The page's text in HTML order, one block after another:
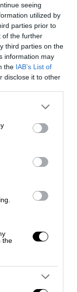
seeing
utilized by
parties prior to
of the further
third parties on the
information may
the IAB’s List of
disclose it to other
or more Google
You may click to
party tags to
in below Google
the
είδηση του
τρυπωμένη
τίτλο και
του
χώραν
Θεάτρου την
εν όλω 18
πυροβόλου
οι
Είς
μόνον
που
Η αξία της